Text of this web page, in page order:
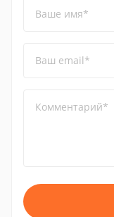
Ваше имя*
Ваш email*
Комментарий*